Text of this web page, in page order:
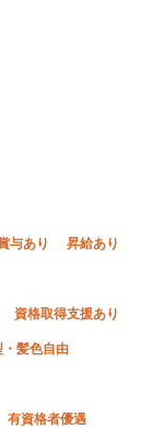
与あり 昇給あり
資格取得支援あり
・髪色自由
有資格者優遇